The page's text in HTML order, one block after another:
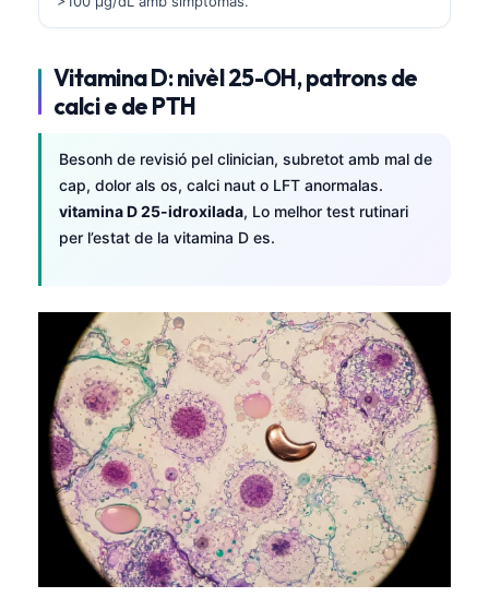
Vitamina D: nivèl 25-OH, patrons de
calci e de PTH
Besonh de revisió pel clinician, subretot amb mal de
cap, dolor als os, calci naut o LFT anormalas.
vitamina D 25-idroxilada, Lo melhor test rutinari
per l’estat de la vitamina D es.